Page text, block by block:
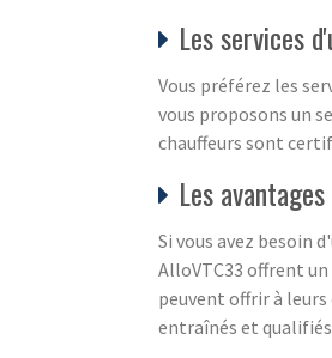
Les services
Vous préférez les
vous proposons un
chauffeurs sont
Les
Si vous avez besoin
AlloVTC33 offrent
peuvent offrir à
entraînés et